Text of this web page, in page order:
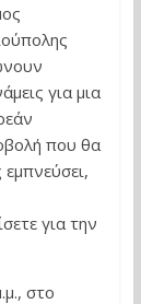
για μια
που θα
εμπνεύσει,
για την
στο